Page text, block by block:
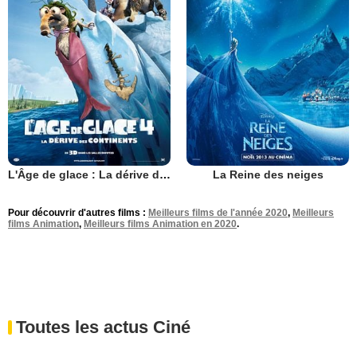
L'Âge de glace : La dérive des continents La Reine des neiges
Pour découvrir d'autres films : Meilleurs films de l'année 2020, Meilleurs
films Animation, Meilleurs films Animation en 2020.
Toutes les actus Ciné